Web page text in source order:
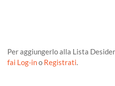
Per aggiungerlo alla Lista
fai Log-ino Registrati.